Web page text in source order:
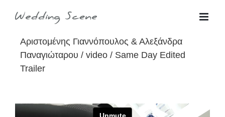
content
for:
Αριστομένης Γιαννόπουλος & Αλεξάνδρα
Παναγιώταρου / video / Same Day Edited
Trailer